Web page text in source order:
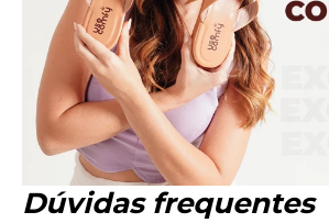
Dúvidas frequentes